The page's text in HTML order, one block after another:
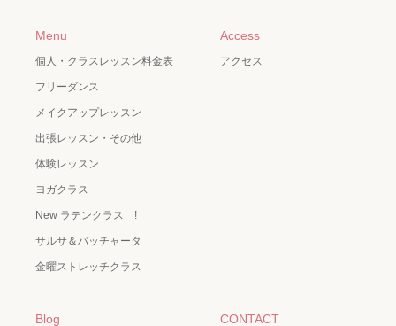
Menu
個人・クラスレッスン料金表
フリーダンス
メイクアップレッスン
出張レッスン・その他
体験レッスン
ヨガクラス
New ラテンクラス !
サルサ＆バッチャータ
金曜ストレッチクラス
Access
アクセス
Blog CONTACT